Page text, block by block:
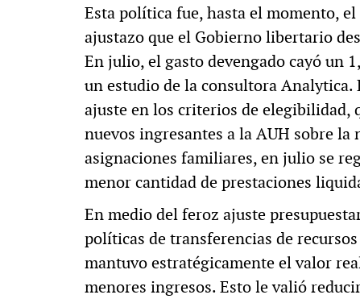
Esta política fue, hasta el momento,
ajustazo que el Gobierno libertario
En julio, el gasto devengado cayó un
un estudio de la consultora Analytica.
ajuste en los criterios de elegibilidad,
nuevos ingresantes a la AUH sobre la
asignaciones familiares, en julio se
menor cantidad de prestaciones
En medio del feroz ajuste
políticas de transferencias de
mantuvo estratégicamente el valor
menores ingresos. Esto le valió